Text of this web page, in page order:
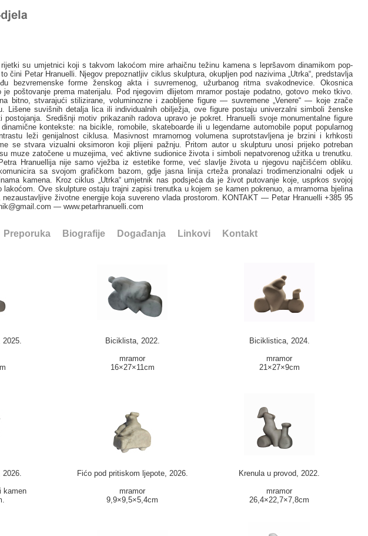
su umjetnici koji s takvom lakoćom mire arhaičnu težinu kamena s lepršavom dinamikom pop-
čini Petar Hranuelli. Njegov prepoznatljiv ciklus skulptura, okupljen pod nazivima „Utrka“, predstavlja
bezvremenske forme ženskog akta i suvremenog, užurbanog ritma svakodnevice. Okosnica
je poštovanje prema materijalu. Pod njegovim dlijetom mramor postaje podatno, gotovo meko tkivo.
bitno, stvarajući stilizirane, voluminozne i zaobljene figure — suvremene „Venere“ — koje zrače
Lišene suvišnih detalja lica ili individualnih obilježja, ove figure postaju univerzalni simboli ženske
postojanja. Središnji motiv prikazanih radova upravo je pokret. Hranuelli svoje monumentalne figure
kontekste: na bicikle, romobile, skateboarde ili u legendarne automobile poput popularnog
leži genijalnost ciklusa. Masivnost mramornog volumena suprotstavljena je brzini i krhkosti
se stvara vizualni oksimoron koji plijeni pažnju. Pritom autor u skulpturu unosi prijeko potreban
muze zatočene u muzejima, već aktivne sudionice života i simboli nepatvorenog užitka u trenutku.
Hranuellija nije samo vježba iz estetike forme, već slavlje života u njegovu najčišćem obliku.
sa svojom grafičkom bazom, gdje jasna linija crteža pronalazi trodimenzionalni odjek u
kamena. Kroz ciklus „Utrka“ umjetnik nas podsjeća da je život putovanje koje, usprkos svojoj
lakoćom. Ove skulpture ostaju trajni zapisi trenutka u kojem se kamen pokrenuo, a mramorna bjelina
nezaustavljive životne energije koja suvereno vlada prostorom. KONTAKT — Petar Hranuelli +385 95
— www.petarhranuelli.com
Preporuka Biografije Događanja Linkovi Kontakt
2025.
Biciklista, 2022.
mramor
16×27×11cm
Biciklistica, 2024.
mramor
21×27×9cm
2026.
kamen
Fićo pod pritiskom ljepote, 2026.
mramor
9,9×9,5×5,4cm
Krenula u provod, 2022.
mramor
26,4×22,7×7,8cm